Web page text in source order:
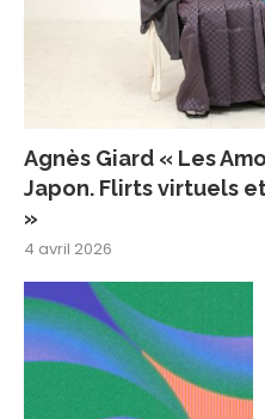
Agnès Giard « Les
Japon. Flirts virtuels
»
4 avril 2026